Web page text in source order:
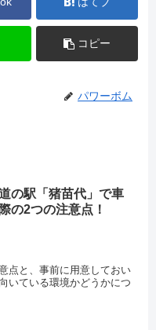
コピー
パワーボム
の駅「猪苗代」で車
の2つの注意点！
点と、事前に用意しておい
いている環境かどうかにつ